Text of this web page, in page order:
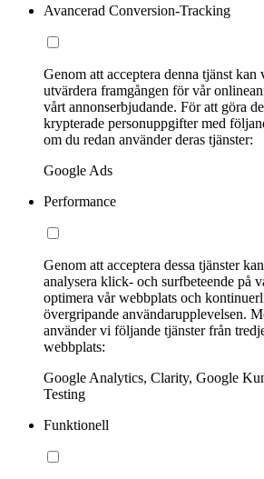
Avancerad Conversion-Tracking
Genom att acceptera denna tjänst kan
utvärdera framgången för vår
vårt annonserbjudande. För att göra
krypterade personuppgifter med
om du redan använder deras tjänster:
Google Ads
Performance
Genom att acceptera dessa tjänster
analysera klick- och surfbeteende på
optimera vår webbplats och
övergripande användarupplevelsen.
använder vi följande tjänster från
webbplats:
Google Analytics, Clarity, Google
Testing
Funktionell